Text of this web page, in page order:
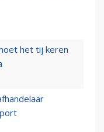
het tij keren